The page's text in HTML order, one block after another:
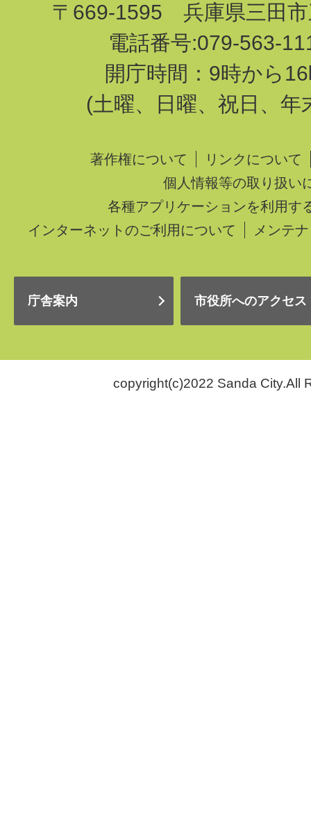
〒669-1595 兵庫県三田市
電話番号:079-563-
開庁時間：9時から
(土曜、日曜、祝日、年
著作権について
リンクについて
個人情報等の取り扱い
各種アプリケーションを利用す
インターネットのご利用について
メンテ
庁舎案内 市役所へのアクセス
copyright(c)2022 Sanda City.All